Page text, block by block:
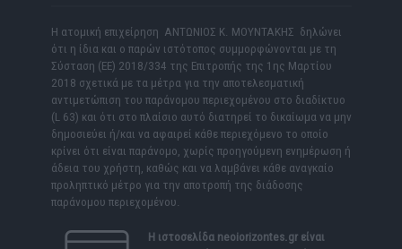
Η ατομική επιχείρηση ΑΝΤΩΝΙΟΣ Κ. ΜΟΥΝΤΑΚΗΣ δηλώνει
ότι η ίδια και ο παρών ιστότοπος συμμορφώνονται με τη
Σύσταση (ΕΕ) 2018/334 της Επιτροπής της 1ης Μαρτίου
2018 σχετικά με τα μέτρα για την αποτελεσματική
αντιμετώπιση του παράνομου περιεχομένου στο διαδίκτυο
(L 63) και ότι στο πλαίσιο αυτό διατηρεί το δικαίωμα να μην
δημοσιεύει ή/και να αφαιρεί κάθε περιεχόμενο το οποίο
κρίνει ότι είναι παράνομο, χωρίς προηγούμενη ενημέρωση ή
άδεια του χρήστη, καθώς και να λαμβάνει κάθε αναγκαίο
προληπτικό μέτρο για την αποτροπή της διάδοσης
παράνομου περιεχομένου.
Η ιστοσελίδα neoiorizontes.grείναι